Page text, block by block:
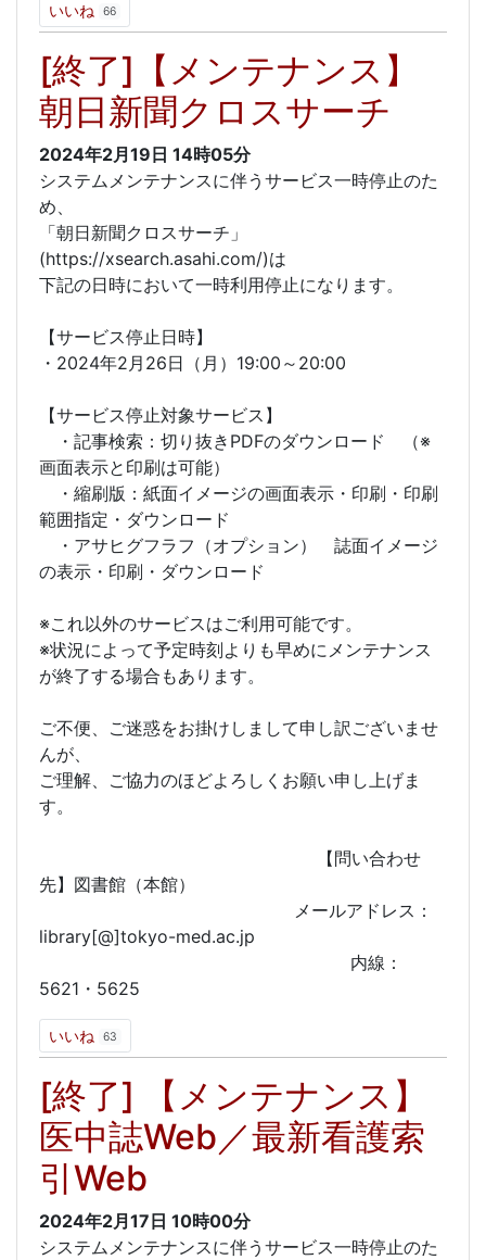
いいね 66
[終了]【メンテナンス】
朝日新聞クロスサーチ
2024年2月19日 14時05分
システムメンテナンスに伴うサービス一時停止のた
め、
「朝日新聞クロスサーチ」
(https://xsearch.asahi.com/)は
下記の日時において一時利用停止になります。
【サービス停止日時】
・2024年2月26日（月）19:00～20:00
【サービス停止対象サービス】
・記事検索：切り抜きPDFのダウンロード （※
画面表示と印刷は可能）
・縮刷版：紙面イメージの画面表示・印刷・印刷
範囲指定・ダウンロード
・アサヒグフラフ（オプション） 誌面イメージ
の表示・印刷・ダウンロード
※これ以外のサービスはご利用可能です。
※状況によって予定時刻よりも早めにメンテナンス
が終了する場合もあります。
ご不便、ご迷惑をお掛けしまして申し訳ございませ
んが、
ご理解、ご協力のほどよろしくお願い申し上げま
す。
【問い合わせ
先】図書館（本館）
メールアドレス：
library[@]tokyo-med.ac.jp
内線：
5621・5625
いいね 63
[終了] 【メンテナンス】
医中誌Web／最新看護索
引Web
2024年2月17日 10時00分
システムメンテナンスに伴うサービス一時停止のた